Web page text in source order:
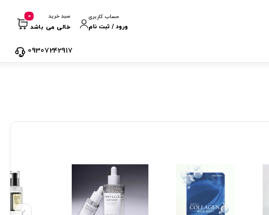
حساب کاربری
ورود / ثبت نام
سبد خرید
خالی می باشد
0
09307242917